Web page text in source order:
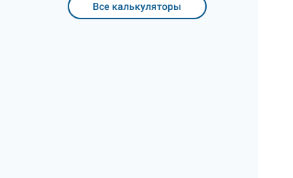
Все калькуляторы